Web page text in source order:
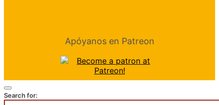
Apóyanos en Patreon
Search for: